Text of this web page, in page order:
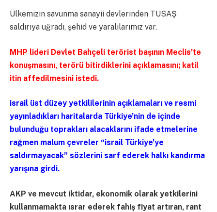
Ülkemizin savunma sanayii devlerinden TUSAŞ
saldırıya uğradı, şehid ve yaralılarımız var.
MHP lideri Devlet Bahçeli terörist başının Meclis’te
konuşmasını, terörü bitirdiklerini açıklamasını; katil
itin affedilmesini istedi.
israil üst düzey yetkililerinin açıklamaları ve resmi
yayınladıkları haritalarda Türkiye’nin de içinde
bulunduğu toprakları alacaklarını ifade etmelerine
rağmen malum çevreler “israil Türkiye’ye
saldırmayacak” sözlerini sarf ederek halkı kandırma
yarışına girdi.
AKP ve mevcut iktidar, ekonomik olarak yetkilerini
kullanmamakta ısrar ederek fahiş fiyat artıran, rant